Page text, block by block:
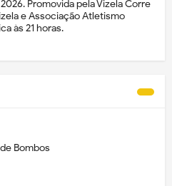
Promovida pela Vizela Corre
e Associação Atletismo
às 21 horas.
Bombos